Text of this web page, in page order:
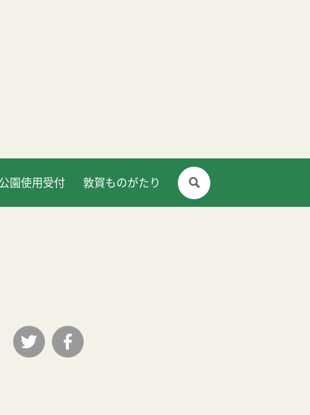
公園使用受付 敦賀ものがたり